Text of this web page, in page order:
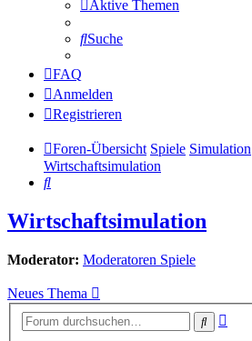
Aktive Themen
Suche
FAQ
Anmelden
Registrieren
Foren-Übersicht Spiele Simulation
Wirtschaftsimulation
Suche
Wirtschaftsimulation
Moderator: Moderatoren Spiele
Neues Thema
Suche